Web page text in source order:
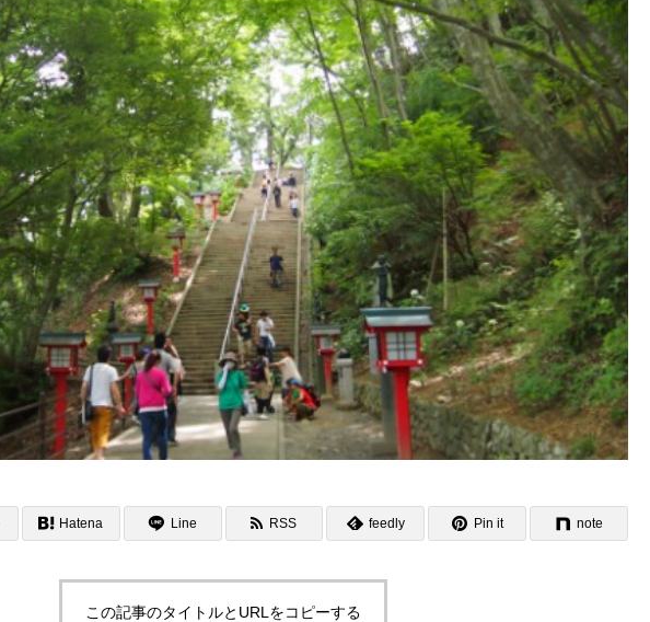
私家版小辞典
のカップの解釈と聖杯伝説
明けの明星 ・宵の明
私
辞典
月（月神） | イメージ シン
ボル 私家版小辞典
(太陽神） | イメージ シ
ル 私家版小辞典
馬（騎士） | イメージ シン
ボル 私家版小辞典
Hatena Line RSS feedly Pin it note
この記事のタイトルとURLをコピーする